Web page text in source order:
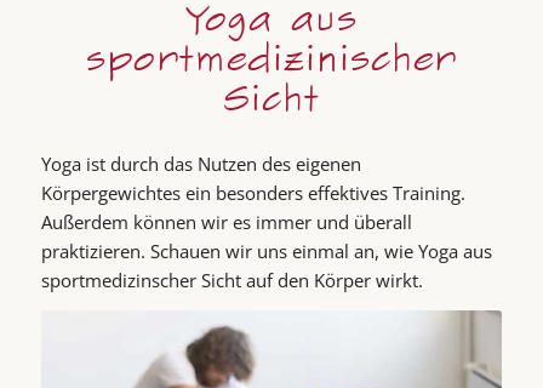
Yoga aus
sportmedizinischer
Sicht
Yoga ist durch das Nutzen des eigenen
Körpergewichtes ein besonders effektives Training.
Außerdem können wir es immer und überall
praktizieren. Schauen wir uns einmal an, wie Yoga aus
sportmedizinscher Sicht auf den Körper wirkt.